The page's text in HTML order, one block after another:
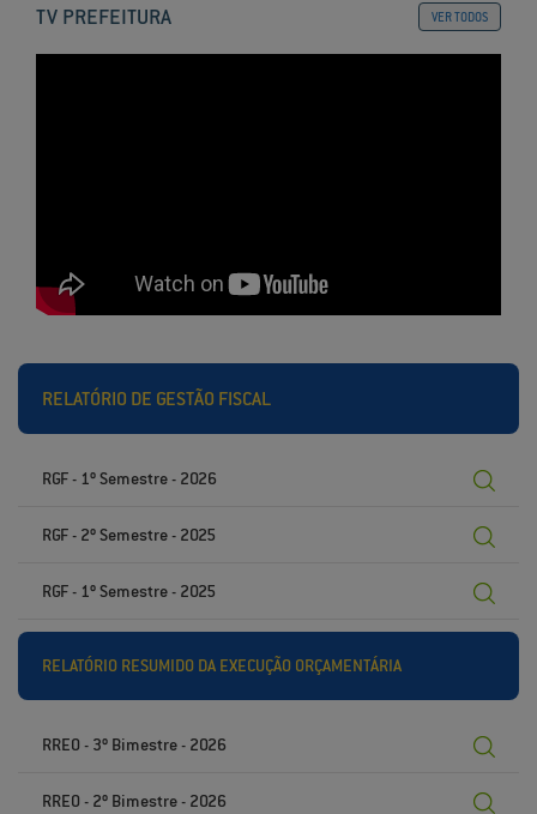
TV PREFEITURA VER TODOS
RELATÓRIO DE GESTÃO FISCAL
RGF - 1º Semestre - 2026
RGF - 2º Semestre - 2025
RGF - 1º Semestre - 2025
RELATÓRIO RESUMIDO DA EXECUÇÃO ORÇAMENTÁRIA
RREO - 3º Bimestre - 2026
RREO - 2º Bimestre - 2026